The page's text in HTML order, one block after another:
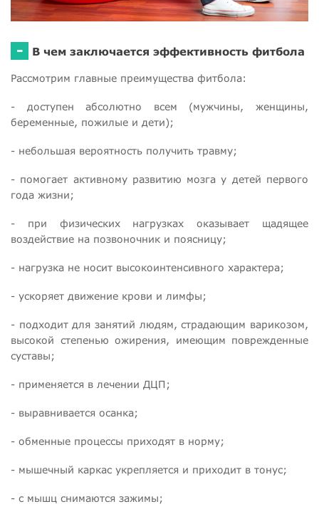
- В чем заключается эффективность фитбола
Рассмотрим главные преимущества фитбола:
- доступен абсолютно всем (мужчины, женщины,
беременные, пожилые и дети);
- небольшая вероятность получить травму;
- помогает активному развитию мозга у детей первого
года жизни;
- при физических нагрузках оказывает щадящее
воздействие на позвоночник и поясницу;
- нагрузка не носит высокоинтенсивного характера;
- ускоряет движение крови и лимфы;
- подходит для занятий людям, страдающим варикозом,
высокой степенью ожирения, имеющим поврежденные
суставы;
- применяется в лечении ДЦП;
- выравнивается осанка;
- обменные процессы приходят в норму;
- мышечный каркас укрепляется и приходит в тонус;
- с мышц снимаются зажимы;